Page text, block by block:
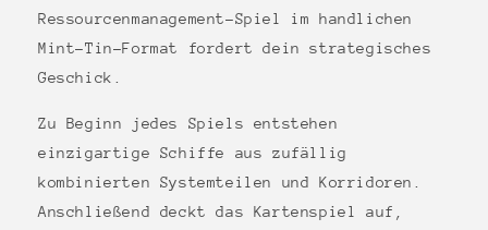
Ressourcenmanagement-Spiel im handlichen
Mint-Tin-Format fordert dein strategisches
Geschick.
Zu Beginn jedes Spiels entstehen
einzigartige Schiffe aus zufällig
kombinierten Systemteilen und Korridoren.
Anschließend deckt das Kartenspiel auf,